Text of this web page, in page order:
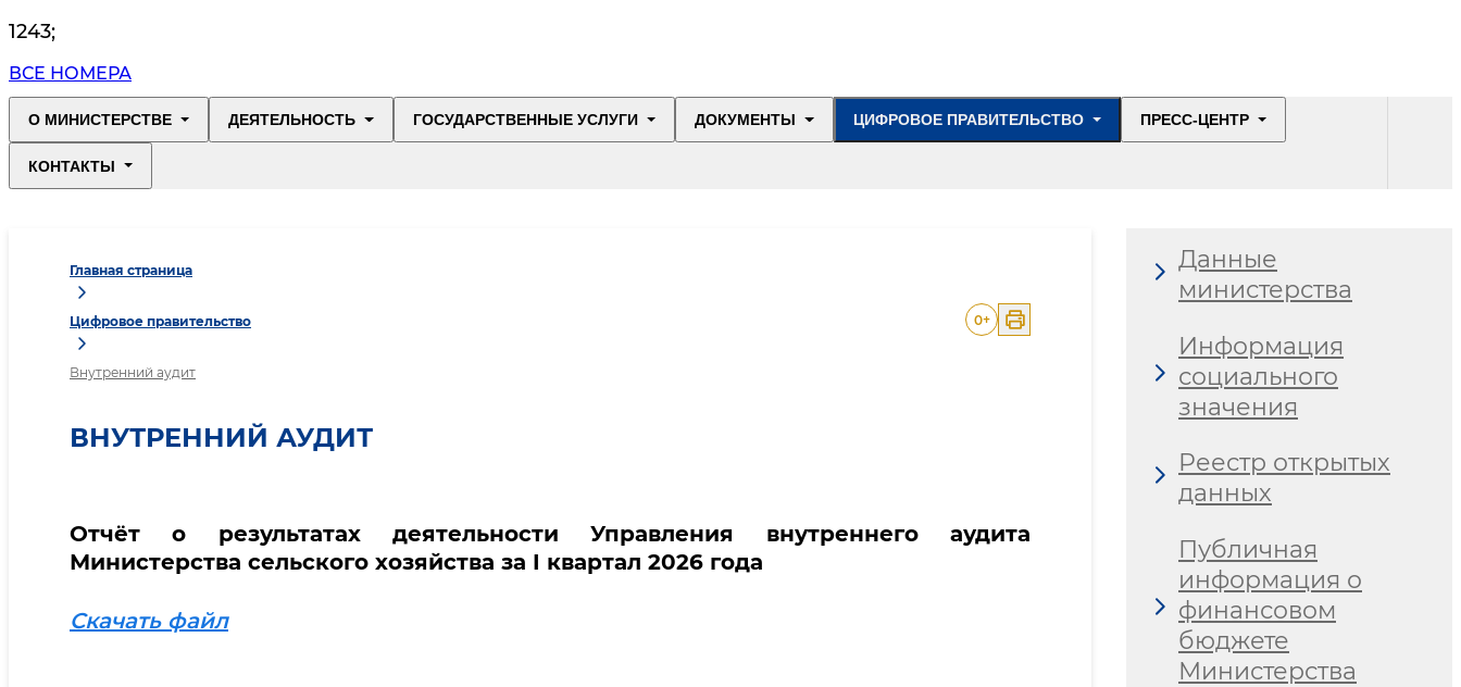
1243;
ВСЕ НОМЕРА
О МИНИСТЕРСТВЕ ДЕЯТЕЛЬНОСТЬ ГОСУДАРСТВЕННЫЕ УСЛУГИ ДОКУМЕНТЫ ЦИФРОВОЕ ПРАВИТЕЛЬСТВО ПРЕСС-ЦЕНТР
КОНТАКТЫ
Главная страница
Цифровое правительство
Внутренний аудит
0+
ВНУТРЕННИЙ АУДИТ
Отчёт о результатах деятельности Управления внутреннего аудита
Министерства сельского хозяйства за I квартал 2026 года
Скачать файл
Данные
министерства
Информация
социального
значения
Реестр открытых
данных
Публичная
информация о
финансовом
бюджете
Министерства